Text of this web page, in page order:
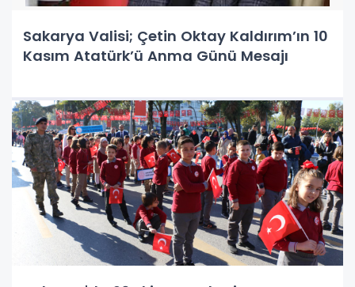
Sakarya Valisi; Çetin Oktay Kaldırım’ın 10
Kasım Atatürk’ü Anma Günü Mesajı